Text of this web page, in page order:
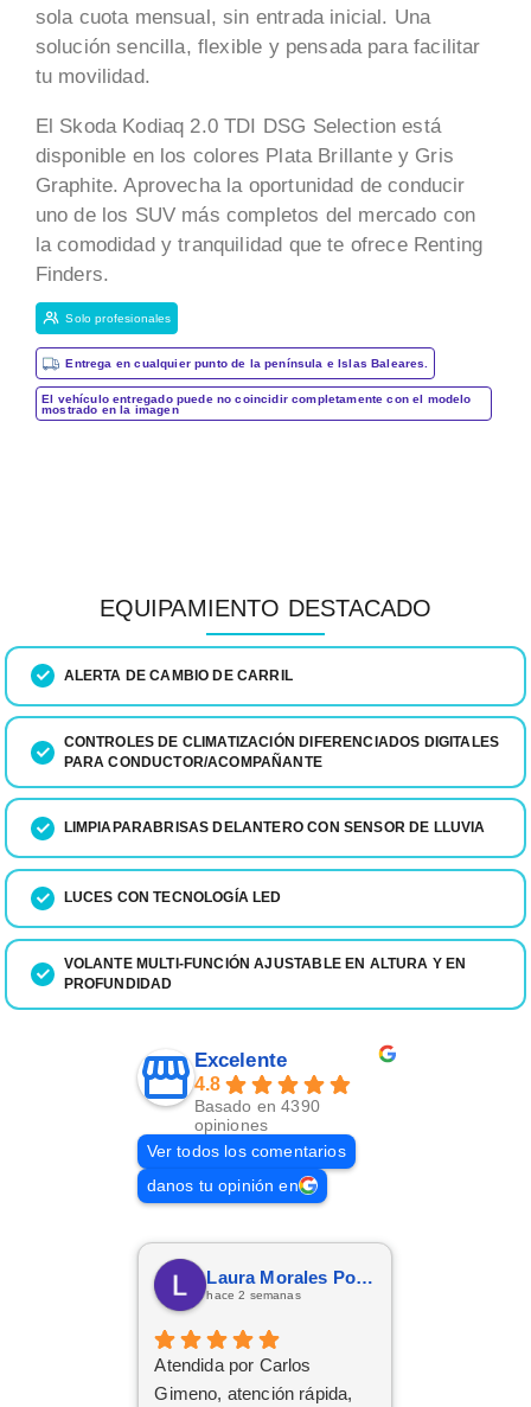
sola cuota mensual, sin entrada inicial. Una
solución sencilla, flexible y pensada para facilitar
tu movilidad.
El Skoda Kodiaq 2.0 TDI DSG Selection está
disponible en los colores Plata Brillante y Gris
Graphite. Aprovecha la oportunidad de conducir
uno de los SUV más completos del mercado con
la comodidad y tranquilidad que te ofrece Renting
Finders.
Solo profesionales
Entrega en cualquier punto de la península e Islas Baleares.
El vehículo entregado puede no coincidir completamente con el modelo
mostrado en la imagen
EQUIPAMIENTO DESTACADO
ALERTA DE CAMBIO DE CARRIL
CONTROLES DE CLIMATIZACIÓN DIFERENCIADOS DIGITALES
PARA CONDUCTOR/ACOMPAÑANTE
LIMPIAPARABRISAS DELANTERO CON SENSOR DE LLUVIA
LUCES CON TECNOLOGÍA LED
VOLANTE MULTI-FUNCIÓN AJUSTABLE EN ALTURA Y EN
PROFUNDIDAD
Excelente
4.8
Basado en 4390
opiniones
Ver todos los comentarios
danos tu opinión en
Laura Morales Porras
hace 2 semanas
Atendida por Carlos
Gimeno, atención rápida,